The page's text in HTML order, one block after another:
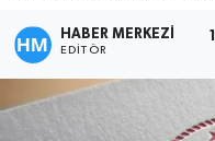
HABER MERKEZİ
EDITÖR